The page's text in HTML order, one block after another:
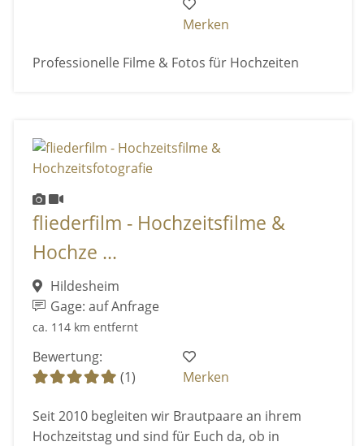
Merken
Professionelle Filme & Fotos für Hochzeiten
fliederfilm - Hochzeitsfilme &
Hochze ...
Hildesheim
Gage: auf Anfrage
ca. 114 km entfernt
Bewertung:
(1)
Merken
Seit 2010 begleiten wir Brautpaare an ihrem
Hochzeitstag und sind für Euch da, ob in